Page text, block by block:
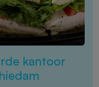
kantoor